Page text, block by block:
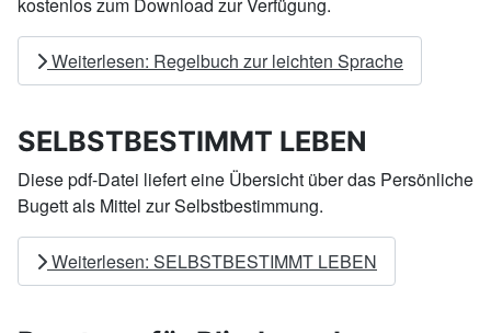
Weiterlesen: Regelbuch zur leichten Sprache
SELBSTBESTIMMT LEBEN
Diese pdf-Datei liefert eine Übersicht über das Persönliche
Bugett als Mittel zur Selbstbestimmung.
Weiterlesen: SELBSTBESTIMMT LEBEN